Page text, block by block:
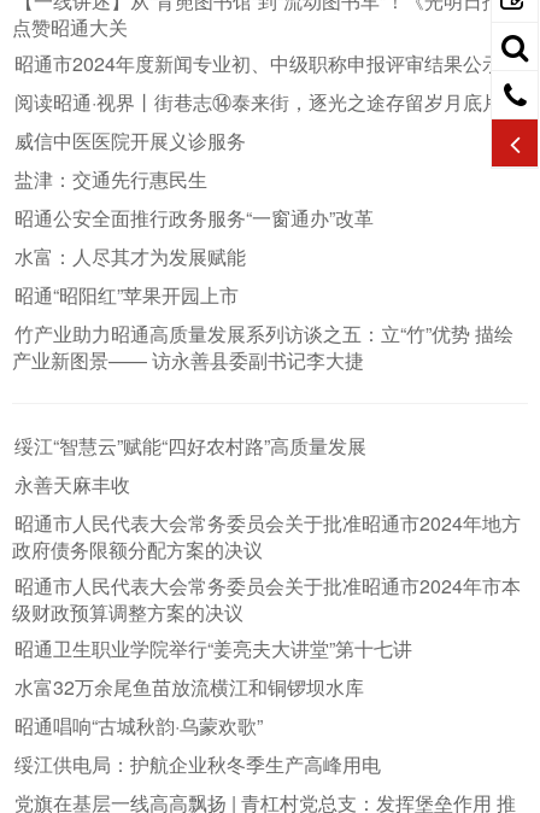
点赞昭通大关
昭通市2024年度新闻专业初、中级职称申报评审结果公示
阅读昭通·视界丨街巷志⑭泰来街，逐光之途存留岁月底片
威信中医医院开展义诊服务
盐津：交通先行惠民生
昭通公安全面推行政务服务“一窗通办”改革
水富：人尽其才为发展赋能
昭通“昭阳红”苹果开园上市
竹产业助力昭通高质量发展系列访谈之五：立“竹”优势 描绘
产业新图景—— 访永善县委副书记李大捷
绥江“智慧云”赋能“四好农村路”高质量发展
永善天麻丰收
昭通市人民代表大会常务委员会关于批准昭通市2024年地方
政府债务限额分配方案的决议
昭通市人民代表大会常务委员会关于批准昭通市2024年市本
级财政预算调整方案的决议
昭通卫生职业学院举行“姜亮夫大讲堂”第十七讲
水富32万余尾鱼苗放流横江和铜锣坝水库
昭通唱响“古城秋韵·乌蒙欢歌”
绥江供电局：护航企业秋冬季生产高峰用电
党旗在基层一线高高飘扬 | 青杠村党总支：发挥堡垒作用 推